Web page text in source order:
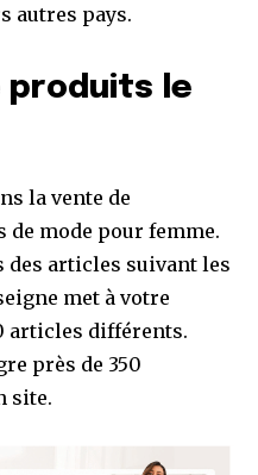
autres pays.
produits le
la vente de
de mode pour femme.
articles suivant les
met à votre
articles différents.
près de 350
site.